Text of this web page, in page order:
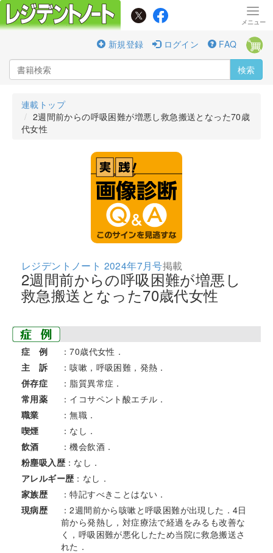
新規登録 ログイン FAQ
検索
連載トップ
2週間前からの呼吸困難が増悪し救急搬送となった70歳
代女性
レジデントノート 2024年7月号掲載
2週間前からの呼吸困難が増悪し
救急搬送となった70歳代女性
症 例
：70歳代女性．
主 訴
：咳嗽，呼吸困難，発熱．
併存症
：脂質異常症．
常用薬
：イコサペント酸エチル．
職業
：無職．
喫煙
：なし．
飲酒
：機会飲酒．
粉塵吸入歴 ：なし．
アレルギー歴 ：なし．
家族歴
：特記すべきことはない．
現病歴
：2週間前から咳嗽と呼吸困難が出現した．4日
前から発熱し，対症療法で経過をみるも改善な
く，呼吸困難が悪化したため当院に救急搬送さ
れた．